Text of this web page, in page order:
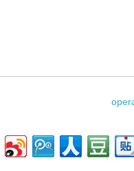
Office的相关资料：